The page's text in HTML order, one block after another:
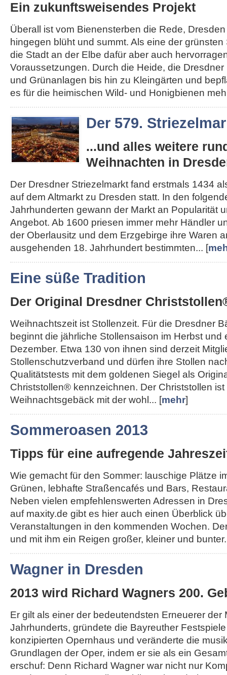
Ein zukunftsweisendes Projekt
Überall ist vom Bienensterben die Rede, Dresden
hingegen blüht und summt. Als eine der
die Stadt an der Elbe dafür aber auch
Voraussetzungen. Durch die Heide, die
und Grünanlagen bis hin zu Kleingärten und
es für die heimischen Wild- und Honigbienen
Der 579.
...und alles weitere
Weihnachten in
Der Dresdner Striezelmarkt fand erstmals 1434
auf dem Altmarkt zu Dresden statt. In den
Jahrhunderten gewann der Markt an Popularität
Angebot. Ab 1600 priesen immer mehr Händler
der Oberlausitz und dem Erzgebirge ihre Waren
ausgehenden 18. Jahrhundert bestimmten... [
Eine süße Tradition
Der Original Dresdner
Weihnachtszeit ist Stollenzeit. Für die Dresdner
beginnt die jährliche Stollensaison im Herbst und
Dezember. Etwa 130 von ihnen sind derzeit
Stollenschutzverband und dürfen ihre Stollen
Qualitätstests mit dem goldenen Siegel als
Christstollen® kennzeichnen. Der Christstollen ist
Weihnachtsgebäck mit der wohl... [mehr]
Sommeroasen 2013
Tipps für eine aufregende
Wie gemacht für den Sommer: lauschige Plätze
Grünen, lebhafte Straßencafés und Bars,
Neben vielen empfehlenswerten Adressen in
auf maxity.de gibt es hier auch einen Überblick
Veranstaltungen in den kommenden Wochen.
und mit ihm ein Reigen großer, kleiner und
Wagner in Dresden
2013 wird Richard Wagners 200.
Er gilt als einer der bedeutendsten Erneuerer der
Jahrhunderts, gründete die Bayreuther
konzipierten Opernhaus und veränderte die
Grundlagen der Oper, indem er sie als ein
erschuf: Denn Richard Wagner war nicht nur